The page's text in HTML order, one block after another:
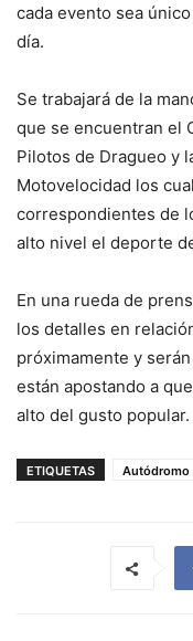
cada evento sea
día.
Se trabajará de la
que se encuentran el
Pilotos de Dragueo y
Motovelocidad los
correspondientes de
alto nivel el deporte
En una rueda de
los detalles en
próximamente y
están apostando a
alto del gusto popular.
ETIQUETAS Autódromo